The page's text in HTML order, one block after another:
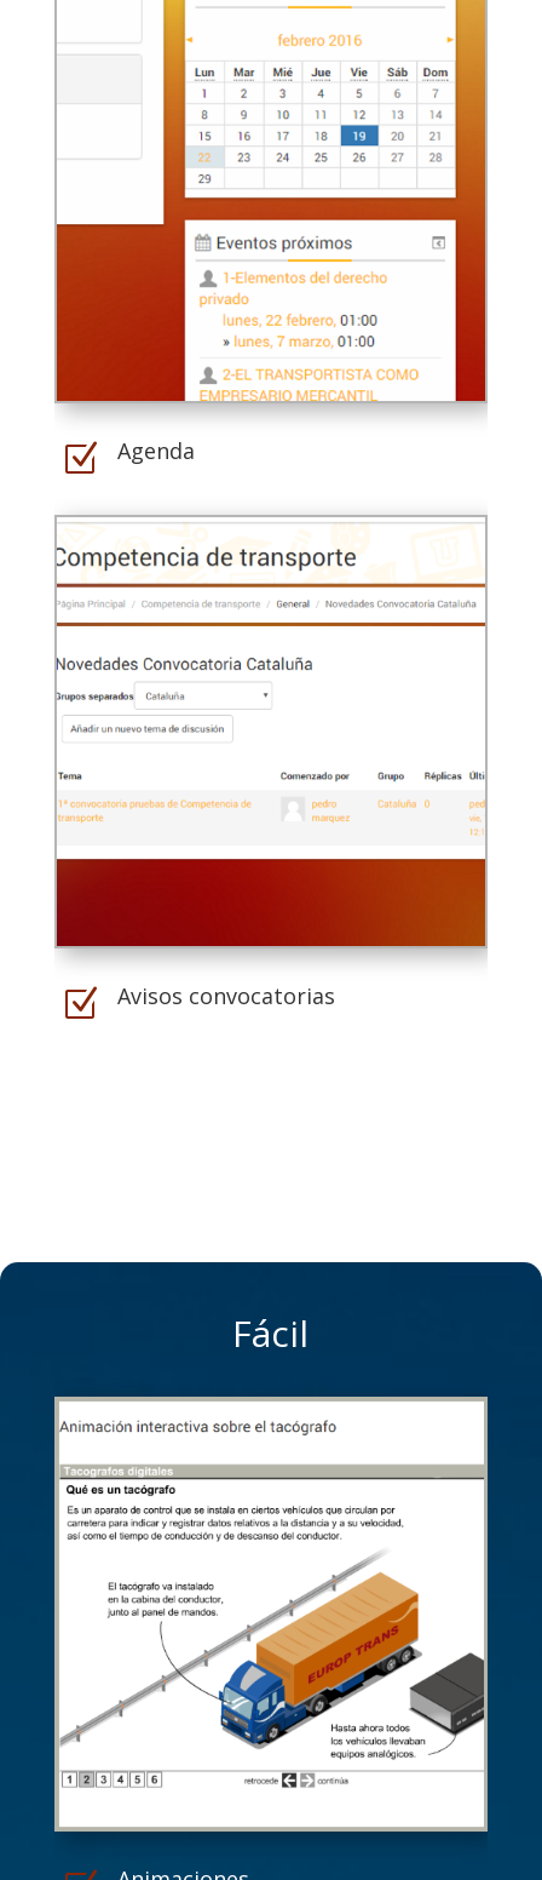
Z Agenda
Z Avisos convocatorias
Fácil